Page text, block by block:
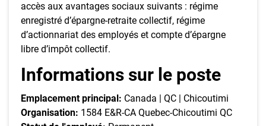
accès aux avantages sociaux suivants : régime
enregistré d’épargne-retraite collectif, régime
d’actionnariat des employés et compte d’épargne
libre d’impôt collectif.
Informations sur le poste
Emplacement principal: Canada | QC | Chicoutimi
Organisation: 1584 E&R-CA Quebec-Chicoutimi QC